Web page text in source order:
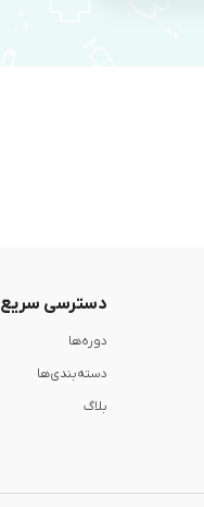
دسترسی سریع
دوره‌ها
دسته‌بندی‌ها
بلاگ